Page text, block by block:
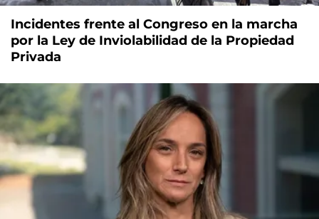
Incidentes frente al Congreso en la marcha
por la Ley de Inviolabilidad de la Propiedad
Privada